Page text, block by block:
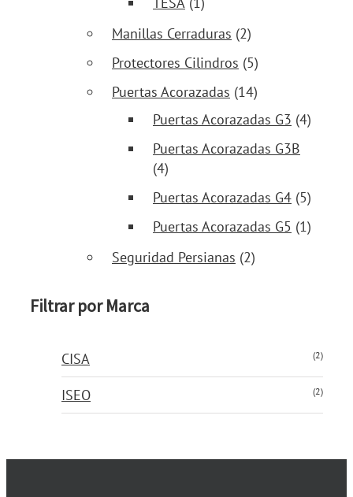
Manillas Cerraduras (2)
Protectores Cilindros (5)
Puertas Acorazadas (14)
Puertas Acorazadas G3 (4)
Puertas Acorazadas G3B
(4)
Puertas Acorazadas G4 (5)
Puertas Acorazadas G5 (1)
Seguridad Persianas (2)
Filtrar por Marca
CISA (2)
ISEO (2)